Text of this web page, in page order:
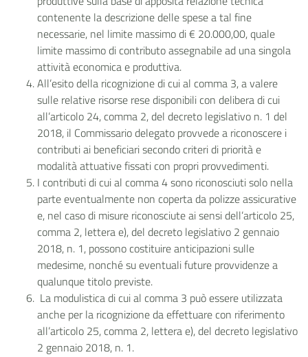
contenente la descrizione delle spese a tal fine
necessarie, nel limite massimo di € 20.000,00, quale
limite massimo di contributo assegnabile ad una singola
attività economica e produttiva.
All’esito della ricognizione di cui al comma 3, a valere
sulle relative risorse rese disponibili con delibera di cui
all’articolo 24, comma 2, del decreto legislativo n. 1 del
2018, il Commissario delegato provvede a riconoscere i
contributi ai beneficiari secondo criteri di priorità e
modalità attuative fissati con propri provvedimenti.
I contributi di cui al comma 4 sono riconosciuti solo nella
parte eventualmente non coperta da polizze assicurative
e, nel caso di misure riconosciute ai sensi dell’articolo 25,
comma 2, lettera e), del decreto legislativo 2 gennaio
2018, n. 1, possono costituire anticipazioni sulle
medesime, nonché su eventuali future provvidenze a
qualunque titolo previste.
La modulistica di cui al comma 3 può essere utilizzata
anche per la ricognizione da effettuare con riferimento
all’articolo 25, comma 2, lettera e), del decreto legislativo
2 gennaio 2018, n. 1.